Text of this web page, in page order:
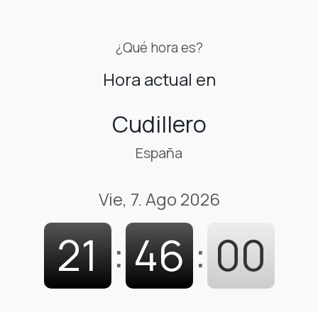
¿Qué hora es?
Hora actual en
Cudillero
España
Vie, 7. Ago 2026
21 : 46 : 01